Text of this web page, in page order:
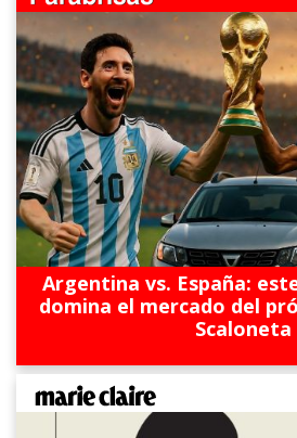
Argentina vs. España:
domina el mercado del
Scaloneta